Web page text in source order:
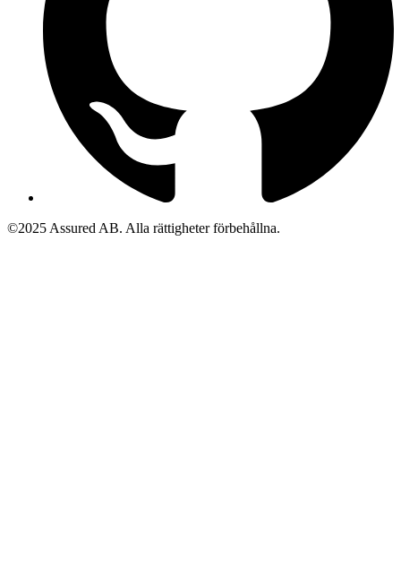
©2025 Assured AB. Alla rättigheter förbehållna.